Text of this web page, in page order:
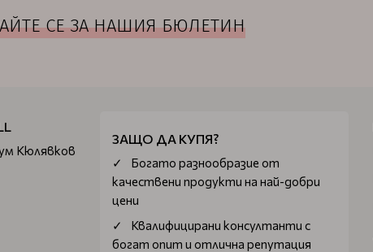
СЕ ЗА НАШИЯ БЮЛЕТИН
Кюлявков
ЗАЩО ДА КУПЯ?
Богатo разнообразие от
качествени продукти на най-добри
цени
Квалифицирани консултанти с
богат опит и отлична репутация